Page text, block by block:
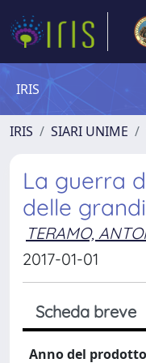
IRIS
IRIS SIARI UNIME
La guerra
delle
TERAMO,
2017-01-01
Scheda breve
Anno del prodotto